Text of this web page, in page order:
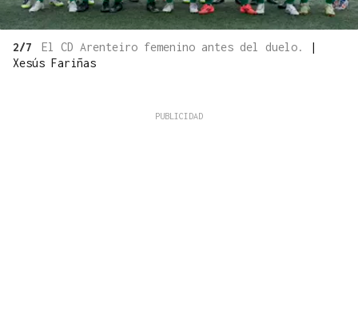
2/7 El CD Arenteiro femenino antes del duelo.
|
Xesús Fariñas